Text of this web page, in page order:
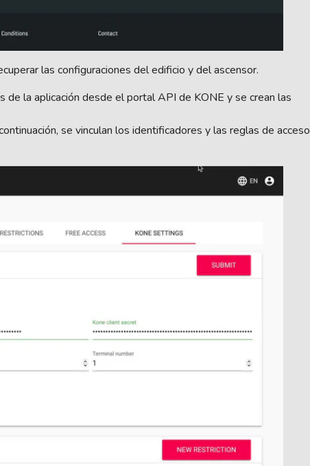
las configuraciones del edificio y del ascensor.
la aplicación desde el portal API de KONE y se crean las
se vinculan los identificadores y las reglas de acceso